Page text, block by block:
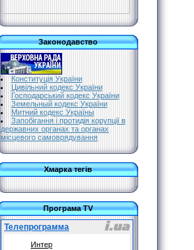
Законодавство
Конституція України
Цивільний кодекс України
Господарський кодекс України
Земельный кодекс України
Митний кодекс Україны
Запобігання і протидія корупції в
державних органах та органах
місцевого самоврядування
Хмарка тегів
Програма TV
Телепрограмма
Интер